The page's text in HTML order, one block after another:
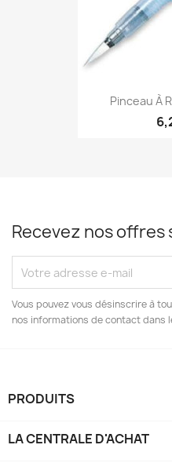
Pinceau À
Recevez nos offres
Vous pouvez vous désinscrire à
nos informations de contact dans
PRODUITS
LA CENTRALE D'ACHAT